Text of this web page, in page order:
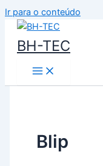
Ir para o conteúdo
BH-TEC
Blip